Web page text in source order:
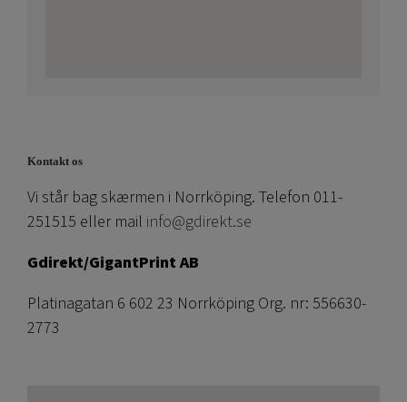
Kontakt os
Vi står bag skærmen i Norrköping. Telefon 011-
251515 eller mail info@gdirekt.se
Gdirekt/GigantPrint AB
Platinagatan 6 602 23 Norrköping Org. nr: 556630-
2773